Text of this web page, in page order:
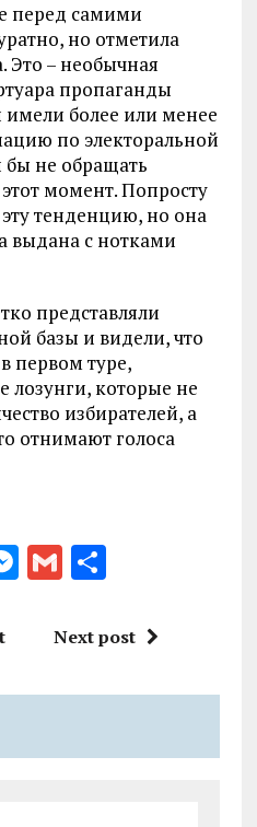
перед самими
но отметила
Это – необычная
пропаганды
более или менее
по электоральной
бы не обращать
момент. Попросту
тенденцию, но она
выдана с нотками
представляли
базы и видели, что
первом туре,
лозунги, которые не
избирателей, а
отнимают голоса
M
g
G
ai
S
a
Next post